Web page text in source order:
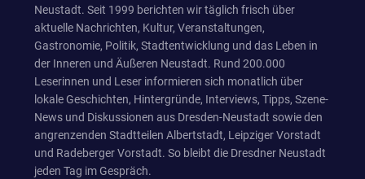
Neustadt. Seit 1999 berichten wir täglich frisch über
aktuelle Nachrichten, Kultur, Veranstaltungen,
Gastronomie, Politik, Stadtentwicklung und das Leben in
der Inneren und Äußeren Neustadt. Rund 200.000
Leserinnen und Leser informieren sich monatlich über
lokale Geschichten, Hintergründe, Interviews, Tipps, Szene-
News und Diskussionen aus Dresden-Neustadt sowie den
angrenzenden Stadtteilen Albertstadt, Leipziger Vorstadt
und Radeberger Vorstadt. So bleibt die Dresdner Neustadt
jeden Tag im Gespräch.